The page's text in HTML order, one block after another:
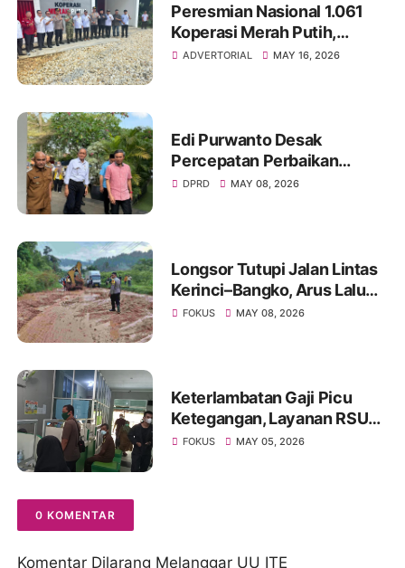
Peresmian Nasional 1.061
Koperasi Merah Putih,
Pemkab Merangin Perkuat
ADVERTORIAL MAY 16, 2026
Edi Purwanto Desak
Percepatan Perbaikan
Infrastruktur Jambi, Tujuh
DPRD MAY 08, 2026
Longsor Tutupi Jalan Lintas
Kerinci–Bangko, Arus Lalu
Lintas Diberlakukan Buka
FOKUS MAY 08, 2026
Keterlambatan Gaji Picu
Ketegangan, Layanan RSUD
Kolonel Abundjani Bangko
FOKUS MAY 05, 2026
0 KOMENTAR
Komentar Dilarang Melanggar UU ITE